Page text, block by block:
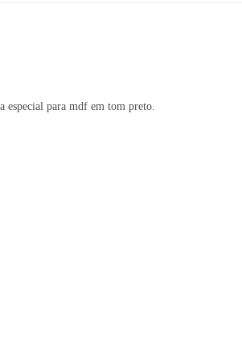
especial para mdf em tom preto.